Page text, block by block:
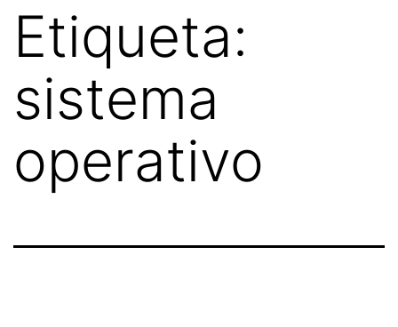
Etiqueta:
sistema
operativo